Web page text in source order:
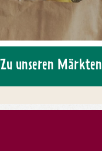
Zu unseren Märkten